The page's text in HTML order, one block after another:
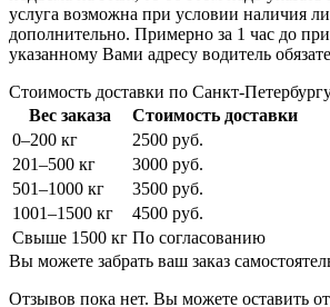
услуга возможна при условии наличия
дополнительно. Примерно за 1 час до
указанному Вами адресу водитель
Стоимость доставки по Санкт-
Вес заказа
Стоимость доставки
0–200 кг
2500 руб.
201–500 кг
3000 руб.
501–1000 кг
3500 руб.
1001–1500 кг
4500 руб.
Свыше 1500 кг По согласованию
Вы можете забрать ваш заказ
Отзывов пока нет. Вы можете оставить